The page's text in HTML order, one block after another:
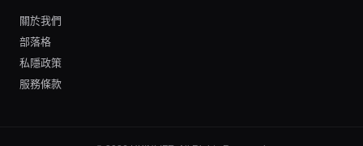
關於我們
部落格
私隱政策
服務條款